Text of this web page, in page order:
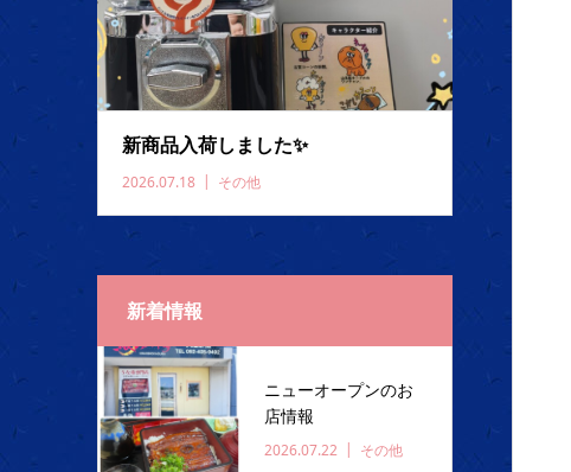
新商品入荷しました✨️
2026.07.18 その他
新着情報
ニューオープンのお
店情報
2026.07.22 その他